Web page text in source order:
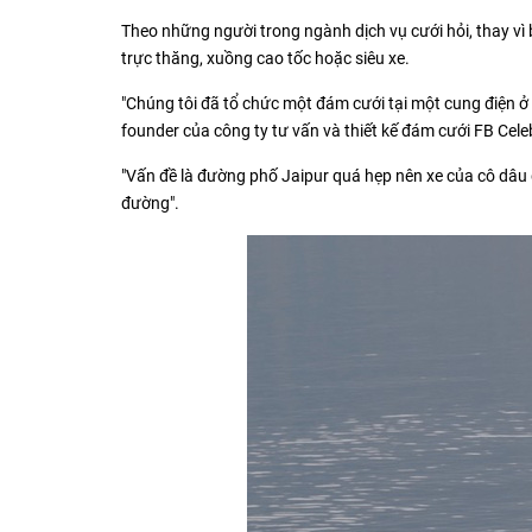
Theo những người trong ngành dịch vụ cưới hỏi, thay
trực thăng, xuồng cao tốc hoặc siêu xe.
"Chúng tôi đã tổ chức một đám cưới tại một cung điện
founder của công ty tư vấn và thiết kế đám cưới FB
"Vấn đề là đường phố Jaipur quá hẹp nên xe của cô
đường".